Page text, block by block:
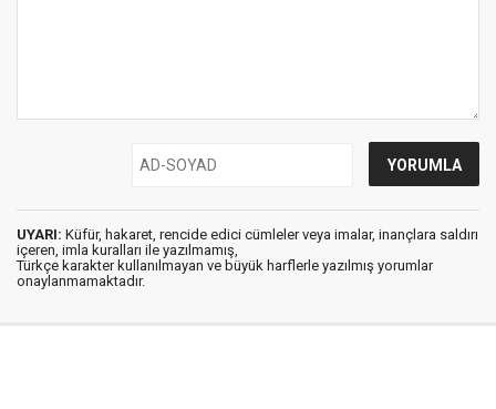
UYARI: Küfür, hakaret, rencide edici cümleler veya imalar, inançlara saldırı
içeren, imla kuralları ile yazılmamış,
Türkçe karakter kullanılmayan ve büyük harflerle yazılmış yorumlar
onaylanmamaktadır.